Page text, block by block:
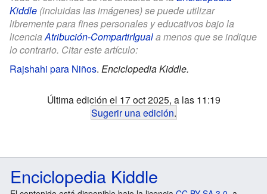
Kiddle (incluidas las imágenes) se puede utilizar
libremente para fines personales y educativos bajo la
licenciaAtribución-CompartirIguala menos que se indique
lo contrario. Citar este artículo:
Rajshahi para Niños. Enciclopedia Kiddle.
Última edición el 17 oct 2025, a las 11:19
Sugerir una edición.
Enciclopedia Kiddle